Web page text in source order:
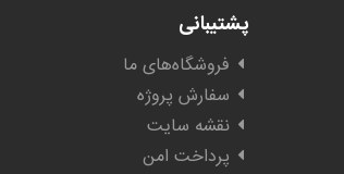
پشتیبانی
فروشگاه‌های ما
سفارش پروژه
نقشه سایت
پرداخت امن